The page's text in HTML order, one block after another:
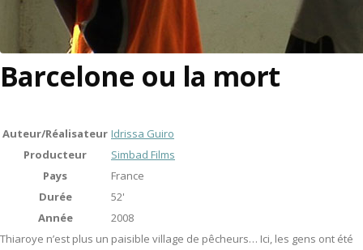
Barcelone ou la mort
Auteur/Réalisateur Idrissa Guiro
Producteur
Simbad Films
Pays
France
Durée
52'
Année
2008
Thiaroye n’est plus un paisible village de pêcheurs… Ici, les gens ont été